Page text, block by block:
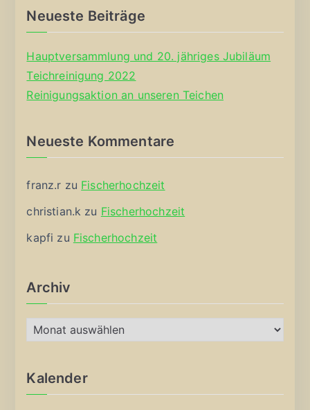
Neueste Beiträge
Hauptversammlung und 20. jähriges Jubiläum
Teichreinigung 2022
Reinigungsaktion an unseren Teichen
Neueste Kommentare
franz.r zu Fischerhochzeit
christian.k zu Fischerhochzeit
kapfi zu Fischerhochzeit
Archiv
r
h
Kalender